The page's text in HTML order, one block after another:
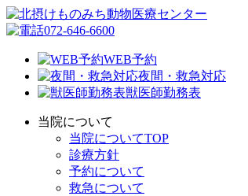
072-646-6600
WEB予約
夜間・救急対応
獣医師勤務表
当院について
当院についてTOP
診療方針
予約について
救急について